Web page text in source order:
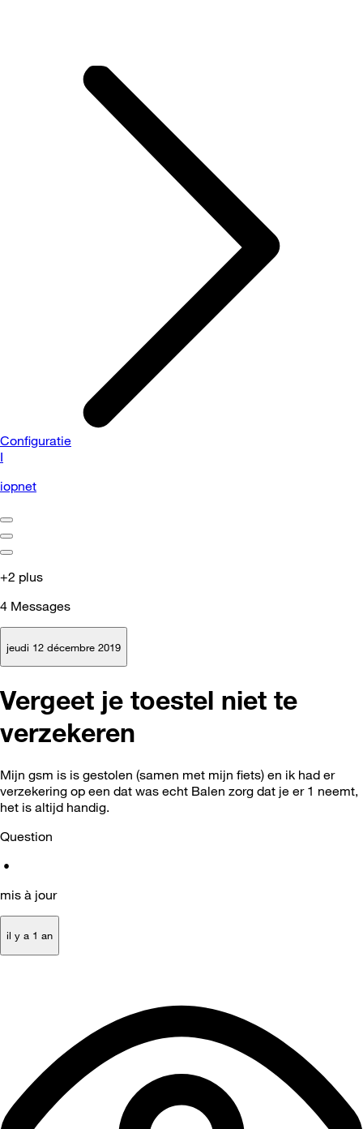
Configuratie
I
iopnet
+2 plus
4 Messages
jeudi 12 décembre 2019
Vergeet je toestel niet te
verzekeren
Mijn gsm is is gestolen (samen met mijn fiets) en ik had er
verzekering op een dat was echt Balen zorg dat je er 1 neemt,
het is altijd handig.
Question
•
mis à jour
il y a 1 an